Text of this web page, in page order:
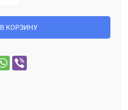
В КОРЗИНУ